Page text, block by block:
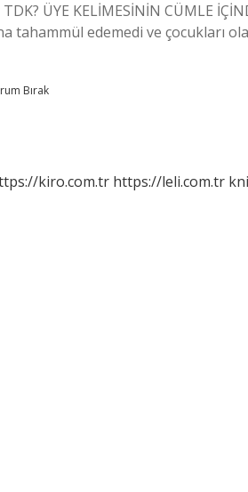
ÜYE KELİMESİNİN CÜMLE
tahammül edemedi ve çocukları
Bırak
kiro.com.tr https://leli.com.tr